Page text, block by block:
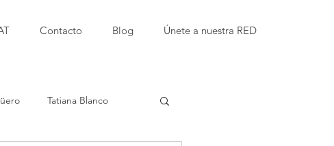
Contacto Blog Únete a nuestra RED
Tatiana Blanco